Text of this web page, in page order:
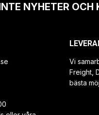
NYHETER OCH
Vi
Freight,
bästa